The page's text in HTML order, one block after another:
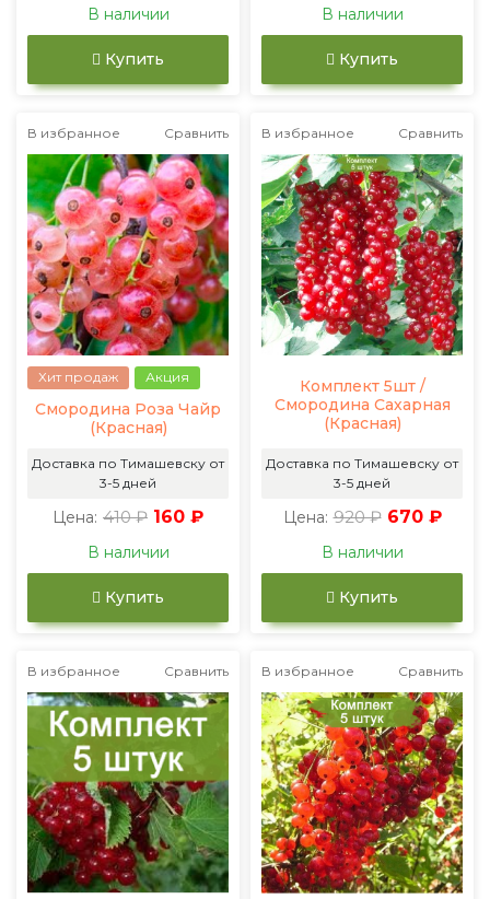
В наличии
Купить
В наличии
Купить
В избранное Сравнить
Хит продаж Акция
Смородина Роза Чайр
(Красная)
Доставка по Тимашевску от
3-5 дней
Цена: 410 ₽ 160 ₽
В наличии
Купить
В избранное Сравнить
Комплект 5шт /
Смородина Сахарная
(Красная)
Доставка по Тимашевску от
3-5 дней
Цена: 920 ₽ 670 ₽
В наличии
Купить
В избранное Сравнить В избранное Сравнить